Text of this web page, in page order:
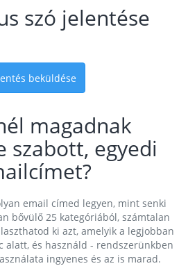
szó jelentése
beküldése
magadnak
szabott, egyedi
email címed legyen, mint senki
bővülő 25 kategóriából, számtalan
ki azt, amelyik a legjobban
alatt, és használd - rendszerünkben
ingyenes és az is marad.